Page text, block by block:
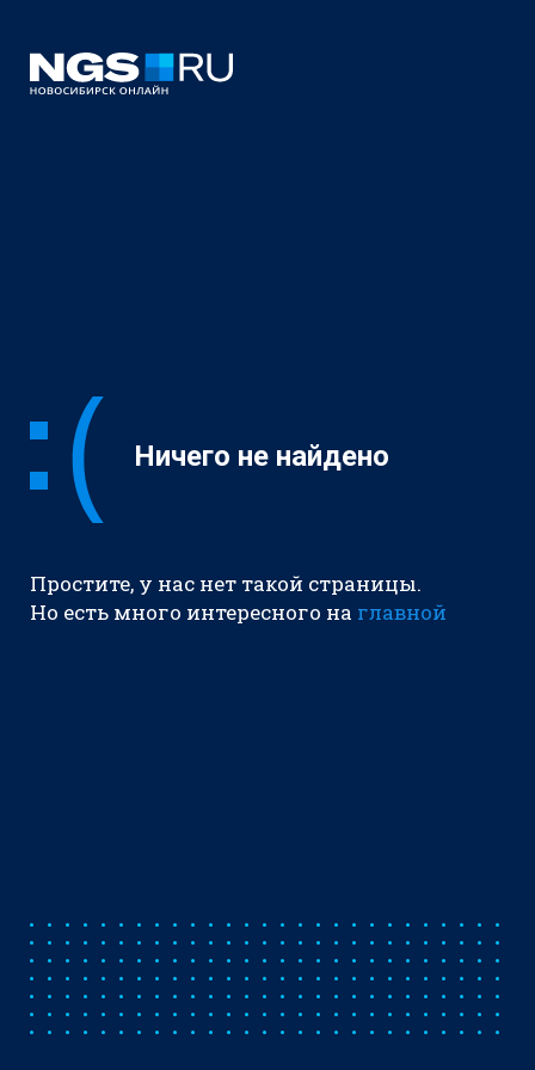
Ничего не найдено
Простите, у нас нет такой страницы.
Но есть много интересного на главной